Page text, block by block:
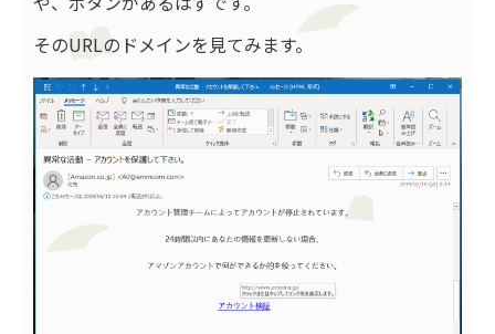
そのURLのドメインを見てみます。